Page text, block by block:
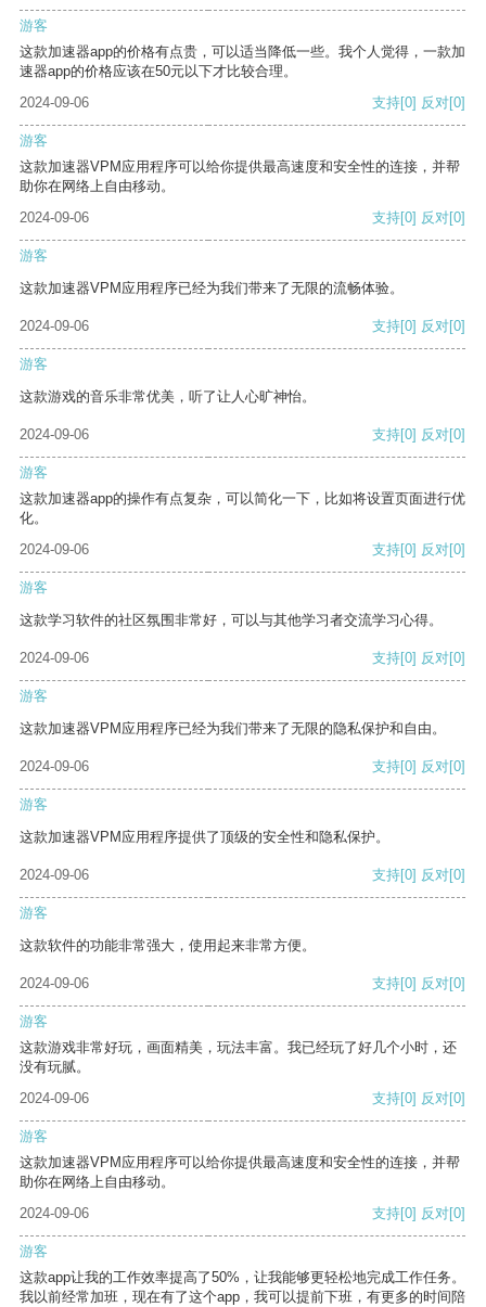
游客
这款加速器app的价格有点贵，可以适当降低一些。我个人觉得，一款加
速器app的价格应该在50元以下才比较合理。
2024-09-06
支持[0] 反对[0]
游客
这款加速器VPM应用程序可以给你提供最高速度和安全性的连接，并帮
助你在网络上自由移动。
2024-09-06
支持[0] 反对[0]
游客
这款加速器VPM应用程序已经为我们带来了无限的流畅体验。
2024-09-06 支持[0] 反对[0]
游客
这款游戏的音乐非常优美，听了让人心旷神怡。
2024-09-06 支持[0] 反对[0]
游客
这款加速器app的操作有点复杂，可以简化一下，比如将设置页面进行优
化。
2024-09-06
支持[0] 反对[0]
游客
这款学习软件的社区氛围非常好，可以与其他学习者交流学习心得。
2024-09-06 支持[0] 反对[0]
游客
这款加速器VPM应用程序已经为我们带来了无限的隐私保护和自由。
2024-09-06 支持[0] 反对[0]
游客
这款加速器VPM应用程序提供了顶级的安全性和隐私保护。
2024-09-06 支持[0] 反对[0]
游客
这款软件的功能非常强大，使用起来非常方便。
2024-09-06 支持[0] 反对[0]
游客
这款游戏非常好玩，画面精美，玩法丰富。我已经玩了好几个小时，还
没有玩腻。
2024-09-06
支持[0] 反对[0]
游客
这款加速器VPM应用程序可以给你提供最高速度和安全性的连接，并帮
助你在网络上自由移动。
2024-09-06
支持[0] 反对[0]
游客
这款app让我的工作效率提高了50%，让我能够更轻松地完成工作任务。
我以前经常加班，现在有了这个app，我可以提前下班，有更多的时间陪